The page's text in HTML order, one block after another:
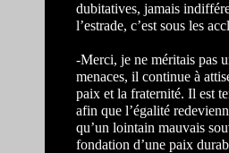
dubitatives, jamais
l’estrade, c’est sous les
-Merci, je ne méritais pas
menaces, il continue à
paix et la fraternité. Il est
afin que l’égalité
qu’un lointain mauvais
fondation d’une paix